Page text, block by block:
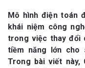
Mô hình điện toán
khái niệm công
trong việc thay đổi
tiềm năng lớn cho
Trong bài viết này,